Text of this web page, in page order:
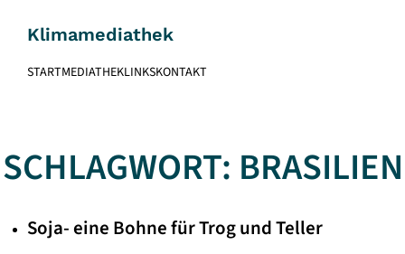
content
Klimamediathek
STARTMEDIATHEKLINKSKONTAKT
SCHLAGWORT: BRASILIEN
Soja- eine Bohne für Trog und Teller